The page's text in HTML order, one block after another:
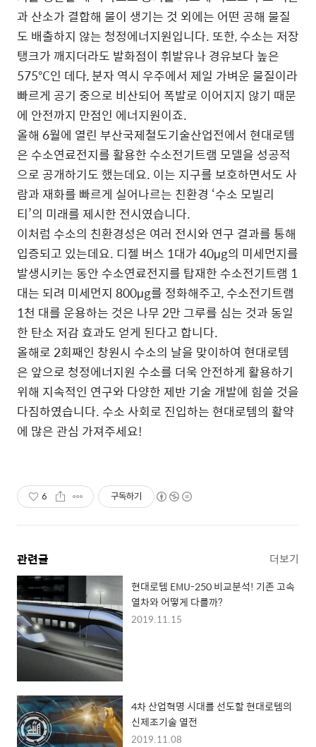
과 산소가 결합해 물이 생기는 것 외에는 어떤 공해 물질
도 배출하지 않는 청정에너지원입니다. 또한, 수소는 저장
탱크가 깨지더라도 발화점이 휘발유나 경유보다 높은
575°C인 데다, 분자 역시 우주에서 제일 가벼운 물질이라
빠르게 공기 중으로 비산되어 폭발로 이어지지 않기 때문
에 안전까지 만점인 에너지원이죠.
올해 6월에 열린 부산국제철도기술산업전에서 현대로템
은 수소연료전지를 활용한 수소전기트램 모델을 성공적
으로 공개하기도 했는데요. 이는 지구를 보호하면서도 사
람과 재화를 빠르게 실어나르는 친환경 ‘수소 모빌리
티’의 미래를 제시한 전시였습니다.
이처럼 수소의 친환경성은 여러 전시와 연구 결과를 통해
입증되고 있는데요. 디젤 버스 1대가 40μg의 미세먼지를
발생시키는 동안 수소연료전지를 탑재한 수소전기트램 1
대는 되려 미세먼지 800μg를 정화해주고, 수소전기트램
1천 대를 운용하는 것은 나무 2만 그루를 심는 것과 동일
한 탄소 저감 효과도 얻게 된다고 합니다.
올해로 2회째인 창원시 수소의 날을 맞이하여 현대로템
은 앞으로 청정에너지원 수소를 더욱 안전하게 활용하기
위해 지속적인 연구와 다양한 제반 기술 개발에 힘쓸 것을
다짐하였습니다. 수소 사회로 진입하는 현대로템의 활약
에 많은 관심 가져주세요!
6 구독하기
관련글 더보기
현대로템 EMU-250 비교분석! 기존 고속
열차와 어떻게 다를까?
2019.11.15
4차 산업혁명 시대를 선도할 현대로템의
신제조기술 열전
2019.11.08